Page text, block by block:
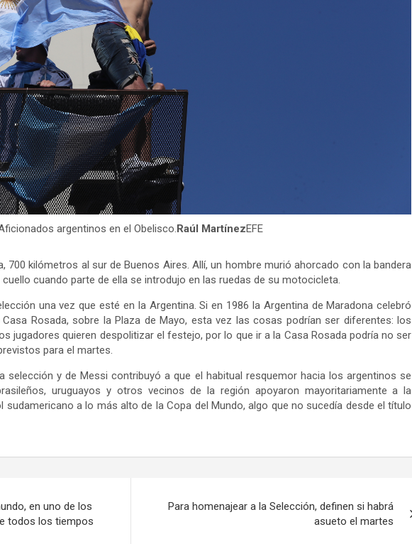
argentinos en el Obelisco.Raúl MartínezEFE
700 kilómetros al sur de Buenos Aires. Allí, un hombre murió ahorcado con la bandera
cuello cuando parte de ella se introdujo en las ruedas de su motocicleta.
una vez que esté en la Argentina. Si en 1986 la Argentina de Maradona celebró
Rosada, sobre la Plaza de Mayo, esta vez las cosas podrían ser diferentes: los
jugadores quieren despolitizar el festejo, por lo que ir a la Casa Rosada podría no ser
para el martes.
selección y de Messi contribuyó a que el habitual resquemor hacia los argentinos se
uruguayos y otros vecinos de la región apoyaron mayoritariamente a la
sudamericano a lo más alto de la Copa del Mundo, algo que no sucedía desde el título
en uno de los
todos los tiempos
Para homenajear a la Selección, definen si habrá
asueto el martes